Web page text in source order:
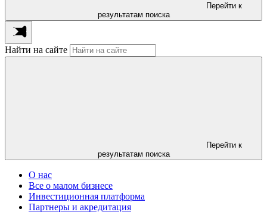
Перейти к
результатам поиска
Найти на сайте
Перейти к
результатам поиска
О нас
Все о малом бизнесе
Инвестиционная платформа
Партнеры и акредитация